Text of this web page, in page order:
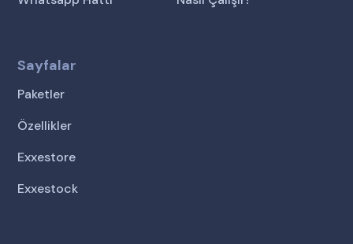
Sayfalar
Paketler
Özellikler
Exxestore
Exxestock